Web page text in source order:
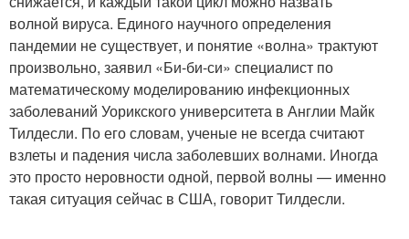
волной вируса. Единого научного определения
пандемии не существует, и понятие «волна» трактуют
произвольно, заявил «Би-би-си» специалист по
математическому моделированию инфекционных
заболеваний Уорикского университета в Англии Майк
Тилдесли. По его словам, ученые не всегда считают
взлеты и падения числа заболевших волнами. Иногда
это просто неровности одной, первой волны — именно
такая ситуация сейчас в США, говорит Тилдесли.